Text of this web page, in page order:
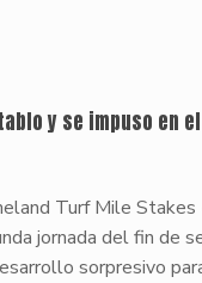
y se impuso en
Turf Mile
jornada del fin de
sorpresivo